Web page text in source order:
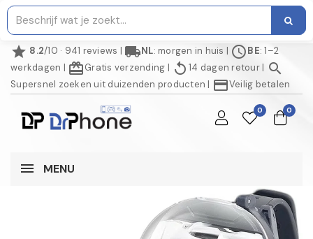
star 8.2/10 · 941 reviews | local_shippingNL: morgen in huis | scheduleBE: 1–2
werkdagen | redeemGratis verzending | replay 14 dagen retour| search
Supersnel zoeken uit duizenden producten | credit_cardVeilig betalen
0 0
MENU